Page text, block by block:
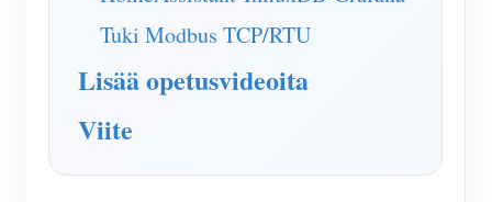
Tuki Modbus TCP/RTU
Lisää opetusvideoita
Viite